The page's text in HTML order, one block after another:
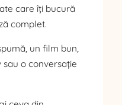
care îți bucură
complet.
un film bun,
o conversație